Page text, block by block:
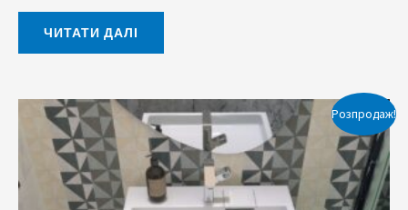
ЧИТАТИ ДАЛІ
Розпродаж!
Оригінальна
ціна:
5950 ₴.
Поточна
ціна:
5085 ₴.